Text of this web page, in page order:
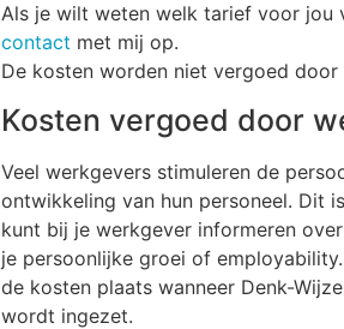
Als je wilt weten welk tarief voor jou
contact met mij op.
De kosten worden niet vergoed
Kosten vergoed door
Veel werkgevers stimuleren de
ontwikkeling van hun personeel. Dit
kunt bij je werkgever informeren
je persoonlijke groei of
de kosten plaats wanneer Denk-
wordt ingezet.